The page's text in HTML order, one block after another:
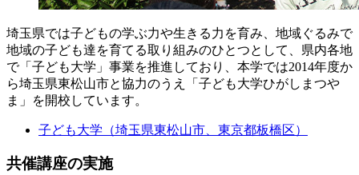
埼玉県では子どもの学ぶ力や生きる力を育み、地域ぐるみで
地域の子ども達を育てる取り組みのひとつとして、県内各地
で「子ども大学」事業を推進しており、本学では2014年度か
ら埼玉県東松山市と協力のうえ「子ども大学ひがしまつや
ま」を開校しています。
子ども大学（埼玉県東松山市、東京都板橋区）
共催講座の実施